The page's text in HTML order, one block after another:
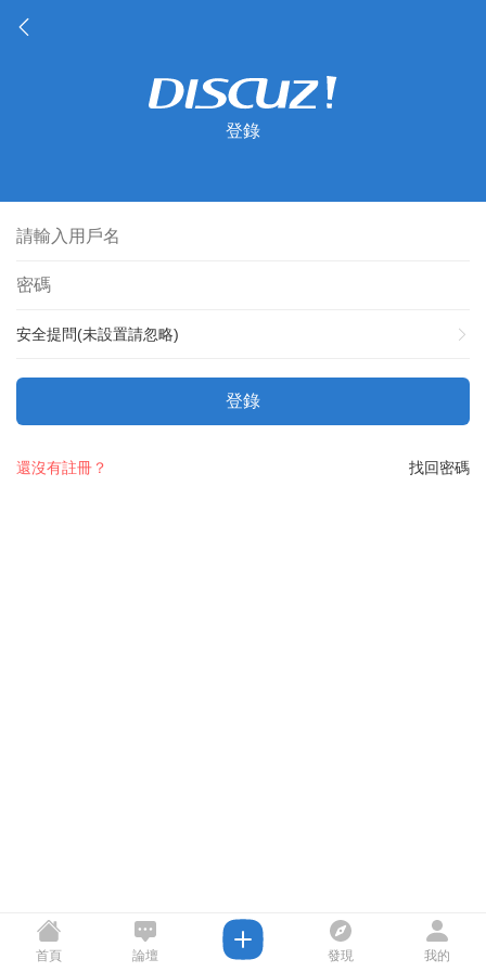
登錄
安全提問(未設置請忽略)
登錄
找回密碼
還沒有註冊？
首頁 論壇 發現 我的